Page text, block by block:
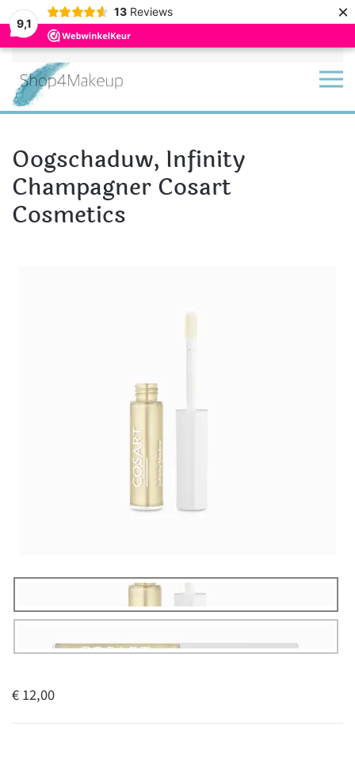
9,1
13 Reviews ×
Terug naar hoofdinhoud
Oogschaduw, Infinity
Champagner Cosart
Cosmetics
€ 12,00